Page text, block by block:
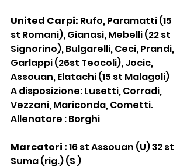
United Carpi: Rufo, Paramatti (15
st Romani), Gianasi, Mebelli (22 st
Signorino), Bulgarelli, Ceci, Prandi,
Garlappi (26st Teocoli), Jocic,
Assouan, Elatachi (15 st Malagoli)
A disposizione: Lusetti, Corradi,
Vezzani, Mariconda, Cometti.
Allenatore : Borghi
Marcatori : 16 st Assouan (U) 32 st
Suma (rig.) (S )